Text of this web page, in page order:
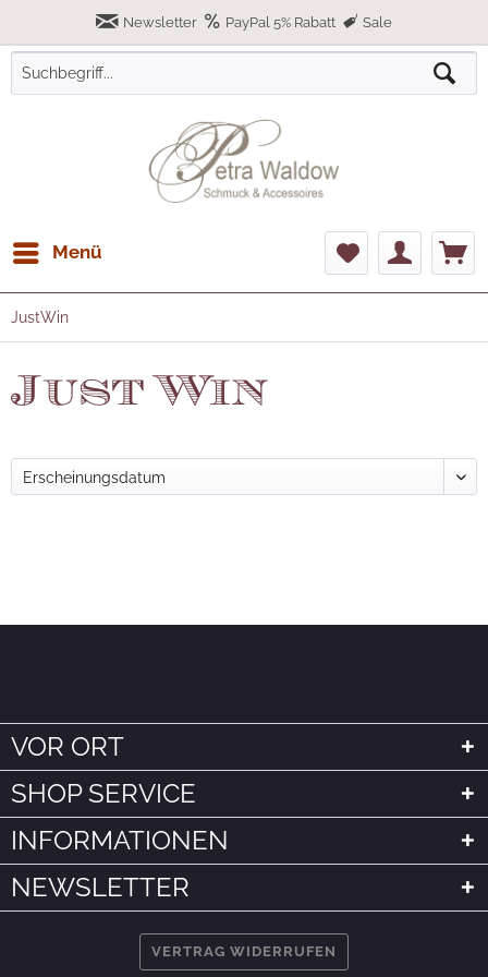
Newsletter PayPal 5% Rabatt Sale
Menü
JustWin
Just Win
VOR ORT
SHOP SERVICE
INFORMATIONEN
NEWSLETTER
VERTRAG WIDERRUFEN